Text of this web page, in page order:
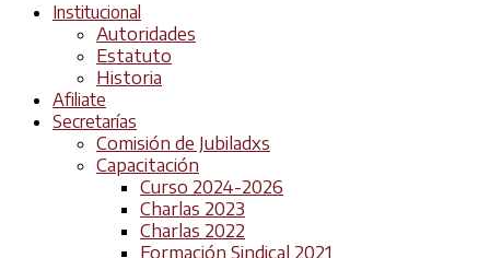
Institucional
Autoridades
Estatuto
Historia
Afiliate
Secretarías
Comisión de Jubiladxs
Capacitación
Curso 2024-2026
Charlas 2023
Charlas 2022
Formación Sindical 2021